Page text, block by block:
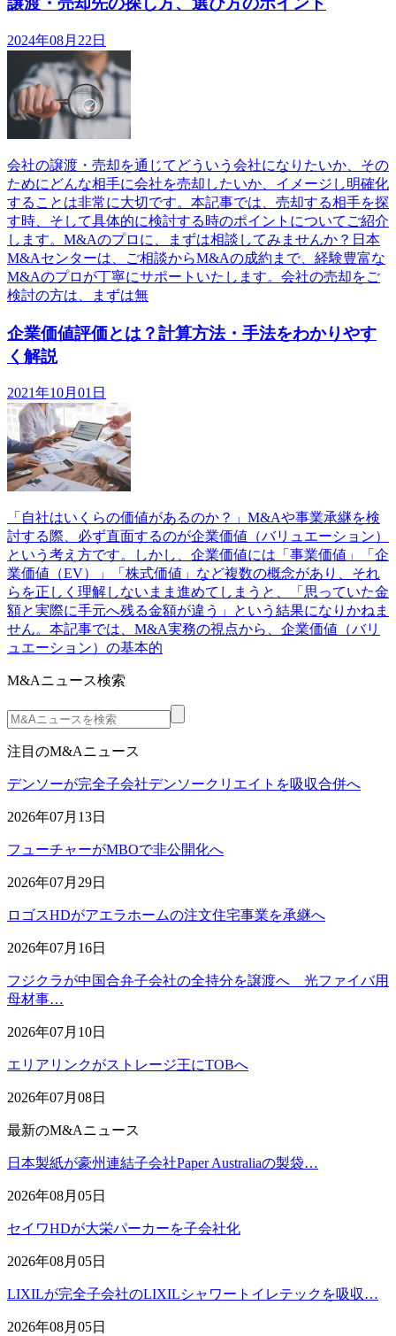
2024年08月22日
会社の譲渡・売却を通じてどういう会社になりたいか、その
ためにどんな相手に会社を売却したいか、イメージし明確化
することは非常に大切です。本記事では、売却する相手を探
す時、そして具体的に検討する時のポイントについてご紹介
します。M&Aのプロに、まずは相談してみませんか？日本
M&Aセンターは、ご相談からM&Aの成約まで、経験豊富な
M&Aのプロが丁寧にサポートいたします。会社の売却をご
検討の方は、まずは無
企業価値評価とは？計算方法・手法をわかりやす
く解説
2021年10月01日
「自社はいくらの価値があるのか？」M&Aや事業承継を検
討する際、必ず直面するのが企業価値（バリュエーション）
という考え方です。しかし、企業価値には「事業価値」「企
業価値（EV）」「株式価値」など複数の概念があり、それ
らを正しく理解しないまま進めてしまうと、「思っていた金
額と実際に手元へ残る金額が違う」という結果になりかねま
せん。本記事では、M&A実務の視点から、企業価値（バリ
ュエーション）の基本的
M&Aニュース検索
注目のM&Aニュース
デンソーが完全子会社デンソークリエイトを吸収合併へ
2026年07月13日
フューチャーがMBOで非公開化へ
2026年07月29日
ロゴスHDがアエラホームの注文住宅事業を承継へ
2026年07月16日
フジクラが中国合弁子会社の全持分を譲渡へ 光ファイバ用
母材事…
2026年07月10日
エリアリンクがストレージ王にTOBへ
2026年07月08日
最新のM&Aニュース
日本製紙が豪州連結子会社Paper Australiaの製袋…
2026年08月05日
セイワHDが大栄パーカーを子会社化
2026年08月05日
LIXILが完全子会社のLIXILシャワートイレテックを吸収…
2026年08月05日